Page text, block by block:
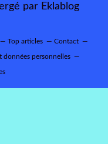
par Eklablog
Top articles Contact
données personnelles